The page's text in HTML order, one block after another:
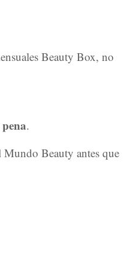
Beauty Box, no
.
Mundo Beauty antes que